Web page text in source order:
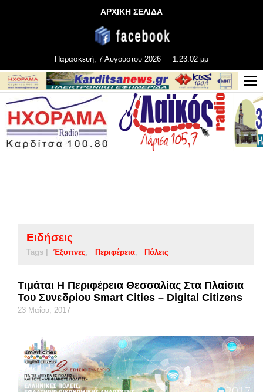
ΑΡΧΙΚΗ ΣΕΛΙΔΑ
Παρασκευή, 7 Αυγούστου 2026 1:23:02 μμ
Ειδήσεις
Tags | Έξυπνες Περιφέρεια Πόλεις
Τιμάται Η Περιφέρεια Θεσσαλίας Στα Πλαίσια
Του Συνεδρίου Smart Cities – Digital Citizens
23 Μαΐου, 2017